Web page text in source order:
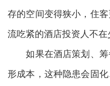
存的空间变得狭小，住
流吃紧的酒店投资人不在
如果在酒店策划、筹
形成本，这种隐患会固